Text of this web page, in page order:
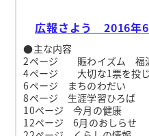
広報さよう 2016年
●主な内容
2ページ 賑わイズム 福沢
4ページ 大切な1票を投じ
6ページ まちのわだい
8ページ 生涯学習ひろば
10ページ 今月の健康
12ページ 6月のおしらせ